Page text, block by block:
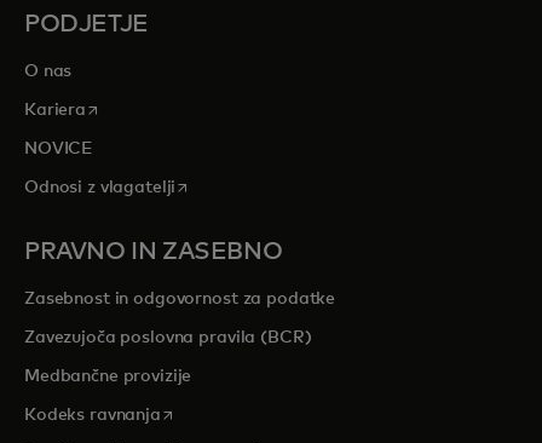
PODJETJE
O nas
Kariera opens in a new tab
NOVICE
Odnosi z vlagatelji opens in a new tab
PRAVNO IN ZASEBNO
Zasebnost in odgovornost za podatke
Zavezujoča poslovna pravila (BCR)
Medbančne provizije
Kodeks ravnanjaopens in a new tab